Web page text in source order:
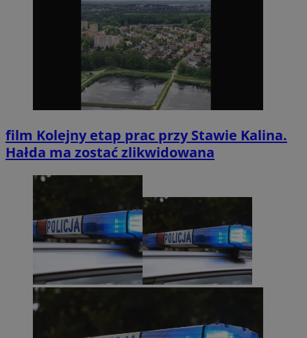
film Kolejny etap prac przy Stawie Kalina.
Hałda ma zostać zlikwidowana